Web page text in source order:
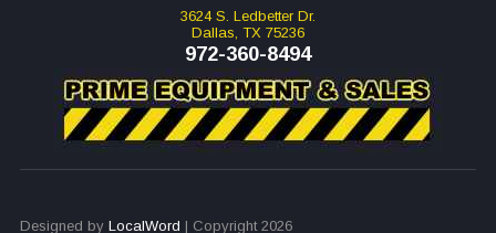
3624 S. Ledbetter Dr.
Dallas, TX 75236
972-360-8494
Designed by LocalWord | Copyright 2026